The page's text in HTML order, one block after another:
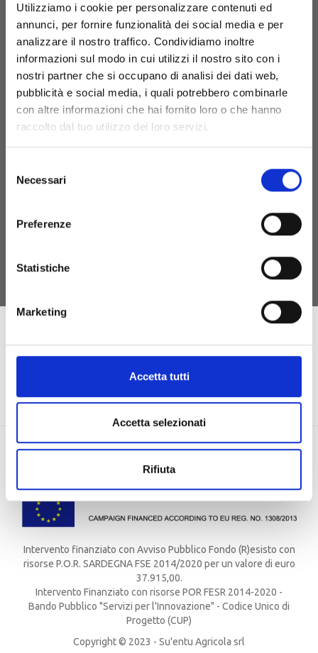
Utilizziamo i cookie per personalizzare contenuti ed
annunci, per fornire funzionalità dei social media e per
analizzare il nostro traffico. Condividiamo inoltre
informazioni sul modo in cui utilizzi il nostro sito con i
nostri partner che si occupano di analisi dei dati web,
pubblicità e social media, i quali potrebbero combinarle
con altre informazioni che hai fornito loro o che hanno
raccolto dal tuo utilizzo dei loro servizi.
delNecessari
Preferenze
Statistiche
Marketing
Accetta tutti
Accetta selezionati
Rifiuta
Sardegna, Italia
Punto Vendita e Prenotazioni
+39 (070)7050411
visita@cantinesuentu.com
Informativa Privacy - clienti
Cookie policy
EU, Missione 4 Componente 2 CUP: J83C21000320007
Intervento finanziato con Avviso Pubblico Fondo (R)esisto con
risorse P.O.R. SARDEGNA FSE 2014/2020 per un valore di euro
37.915,00.
Intervento Finanziato con risorse POR FESR 2014-2020 -
Bando Pubblico "Servizi per l'Innovazione" - Codice Unico di
Progetto (CUP)
Copyright © 2023 - Su'entu Agricola srl